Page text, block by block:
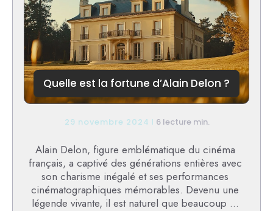
!
Quelle est la fortune d’Alain Delon ?
29 novembre 2024 6 lecture min.
Alain Delon, figure emblématique du cinéma
français, a captivé des générations entières avec
son charisme inégalé et ses performances
cinématographiques mémorables. Devenu une
légende vivante, il est naturel que beaucoup ...